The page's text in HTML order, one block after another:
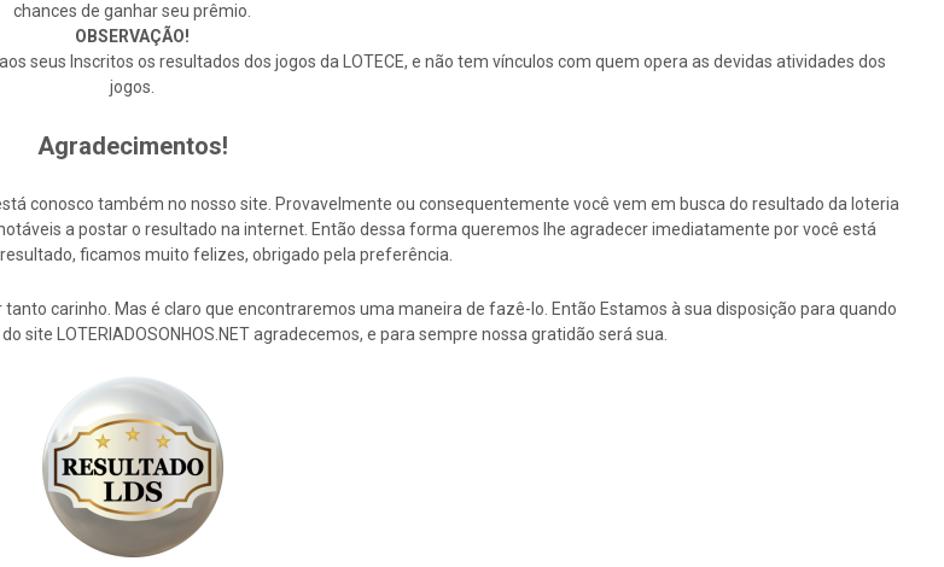
chances de ganhar seu prêmio.
OBSERVAÇÃO!
seus Inscritos os resultados dos jogos da LOTECE, e não tem vínculos com quem opera as devidas atividades dos
jogos.
Agradecimentos!
conosco também no nosso site. Provavelmente ou consequentemente você vem em busca do resultado da loteria
a postar o resultado na internet. Então dessa forma queremos lhe agradecer imediatamente por você está
ficamos muito felizes, obrigado pela preferência.
carinho. Mas é claro que encontraremos uma maneira de fazê-lo. Então Estamos à sua disposição para quando
site LOTERIADOSONHOS.NET agradecemos, e para sempre nossa gratidão será sua.